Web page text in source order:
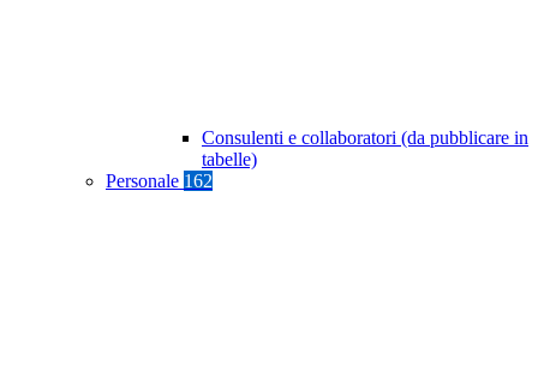
Consulenti e collaboratori (da pubblicare in
tabelle)
Personale 162